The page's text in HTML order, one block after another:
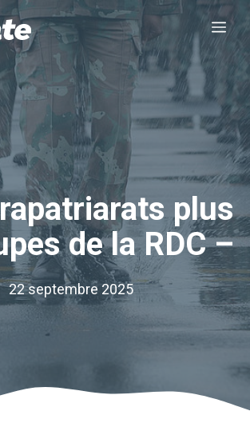
plus
de la RDC –
22 septembre 2025